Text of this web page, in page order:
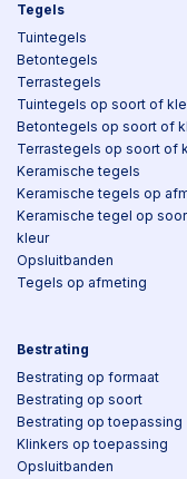
Tegels
Tuintegels
Betontegels
Terrastegels
Tuintegels op soort of
Betontegels op soort of
Terrastegels op soort of
Keramische tegels
Keramische tegels op
Keramische tegel op
kleur
Opsluitbanden
Tegels op afmeting
Bestrating
Bestrating op formaat
Bestrating op soort
Bestrating op toepassing
Klinkers op toepassing
Opsluitbanden